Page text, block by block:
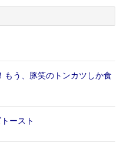
もう、豚笑のトンカツしか食
ースト